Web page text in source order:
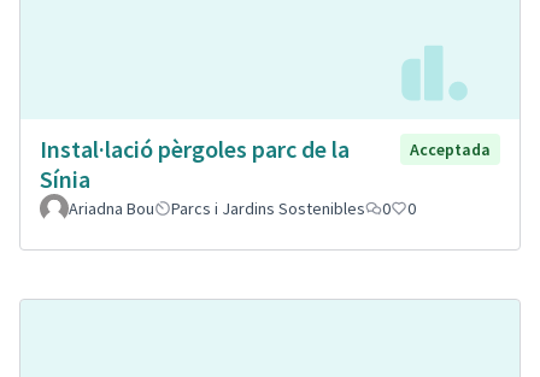
Instal·lació pèrgoles parc de la
Sínia
Acceptada
Ariadna Bou Parcs i Jardins Sostenibles 0 0